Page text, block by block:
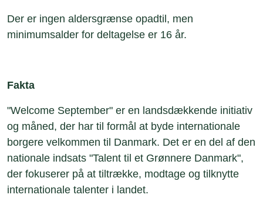
Der er ingen aldersgrænse opadtil, men
minimumsalder for deltagelse er 16 år.
Fakta
"Welcome September" er en landsdækkende initiativ
og måned, der har til formål at byde internationale
borgere velkommen til Danmark. Det er en del af den
nationale indsats "Talent til et Grønnere Danmark",
der fokuserer på at tiltrække, modtage og tilknytte
internationale talenter i landet.